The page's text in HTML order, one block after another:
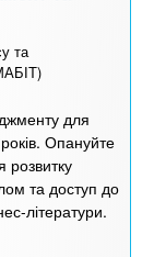
та
для
років. Опануйте
розвитку
та доступ до
літератури.